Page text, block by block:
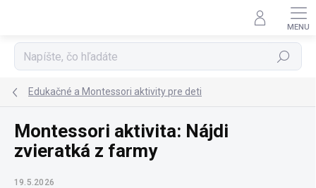
Hľadať
Edukačné a Montessori aktivity pre deti
Montessori aktivita: Nájdi
zvieratká z farmy
19.5.2026